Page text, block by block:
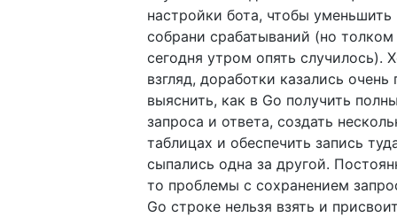
настройки бота, чтобы
собрани срабатываний (но толком
сегодня утром опять случилось).
взгляд, доработки казались
выяснить, как в Go получить
запроса и ответа, создать
таблицах и обеспечить запись
сыпались одна за другой.
то проблемы с сохранением
Go строке нельзя взять и